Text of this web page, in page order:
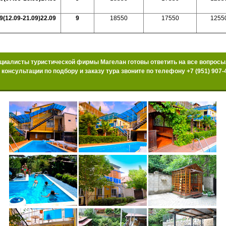
21.09)22.09 9 18550 17550
туристической фирмы Магелан готовы ответить на все
по подбору и заказу тура звоните по телефону +7 (951) 907-